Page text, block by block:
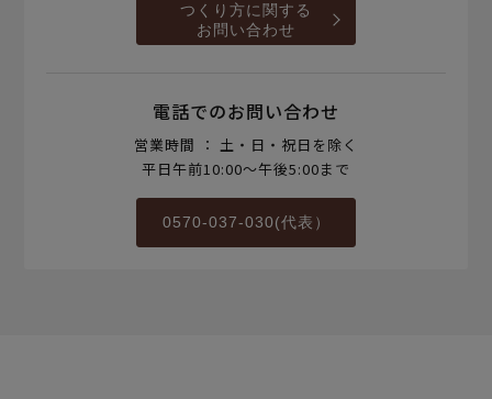
つくり方に関する
お問い合わせ
電話でのお問い合わせ
営業時間 ： 土・日・祝日を除く
平日午前10:00～午後5:00まで
0570-037-030(代表）